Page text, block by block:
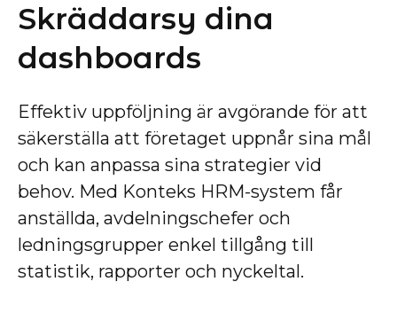
Skräddarsy dina
dashboards
Effektiv uppföljning är avgörande för att
säkerställa att företaget uppnår sina mål
och kan anpassa sina strategier vid
behov. Med Konteks HRM-system får
anställda, avdelningschefer och
ledningsgrupper enkel tillgång till
statistik, rapporter och nyckeltal.